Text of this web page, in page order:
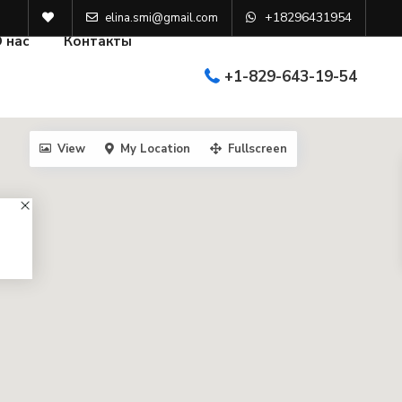
elina.smi@gmail.com +18296431954
+1-829-643-19-54
нас Контакты
View My Location Fullscreen